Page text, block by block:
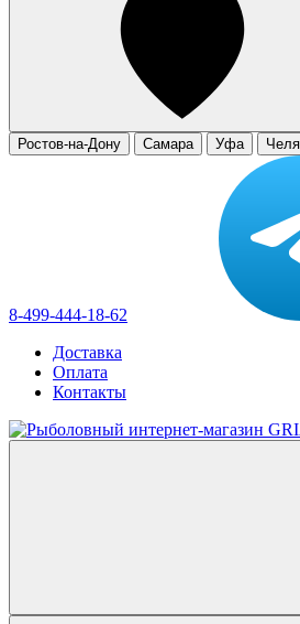
Ростов-на-Дону
Самара Уфа
8-499-444-18-62
Доставка
Оплата
Контакты